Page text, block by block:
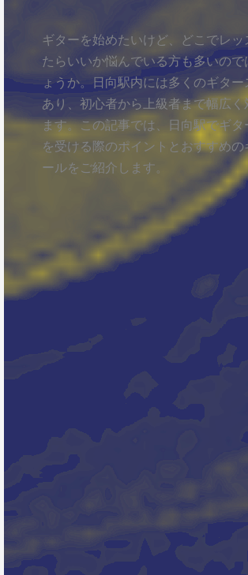
ギターを始めたいけど、どこでレッ
たらいいか悩んでいる方も多いので
ょうか。日向駅内には多くのギタ
あり、初心者から上級者まで幅広く
ます。この記事では、日向駅でギタ
を受ける際のポイントとおすすめの
ールをご紹介します。